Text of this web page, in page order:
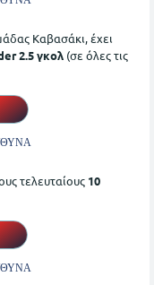
Καβασάκι, έχει
2.5 γκολ (σε όλες τις
τελευταίους 10